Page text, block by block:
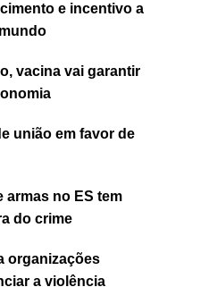
e incentivo a
vacina vai garantir
união em favor de
armas no ES tem
do crime
organizações
a violência